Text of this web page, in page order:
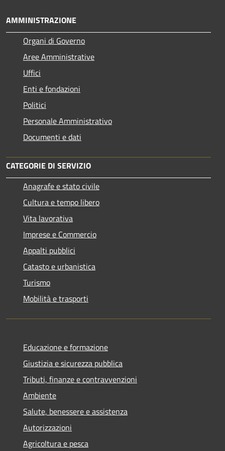
AMMINISTRAZIONE
Organi di Governo
Aree Amministrative
Uffici
Enti e fondazioni
Politici
Personale Amministrativo
Documenti e dati
CATEGORIE DI SERVIZIO
Anagrafe e stato civile
Cultura e tempo libero
Vita lavorativa
Imprese e Commercio
Appalti pubblici
Catasto e urbanistica
Turismo
Mobilità e trasporti
Educazione e formazione
Giustizia e sicurezza pubblica
Tributi, finanze e contravvenzioni
Ambiente
Salute, benessere e assistenza
Autorizzazioni
Agricoltura e pesca